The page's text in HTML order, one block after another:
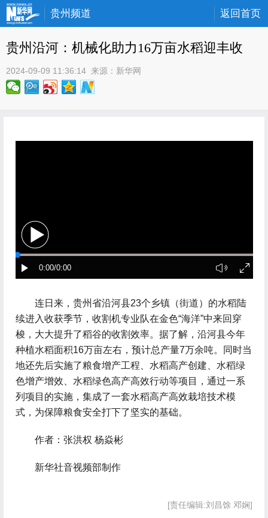
贵州频道 返回首页
贵州沿河：机械化助力16万亩水稻迎丰收
2024-09-09 11:36:14 来源： 新华网
连日来，贵州省沿河县23个乡镇（街道）的水稻陆
续进入收获季节，收割机专业队在金色“海洋”中来回穿
梭，大大提升了稻谷的收割效率。据了解，沿河县今年
种植水稻面积16万亩左右，预计总产量7万余吨。同时当
地还先后实施了粮食增产工程、水稻高产创建、水稻绿
色增产增效、水稻绿色高产高效行动等项目，通过一系
列项目的实施，集成了一套水稻高产高效栽培技术模
式，为保障粮食安全打下了坚实的基础。
作者：张洪权 杨焱彬
新华社音视频部制作
[责任编辑:刘昌馀 邓娴]